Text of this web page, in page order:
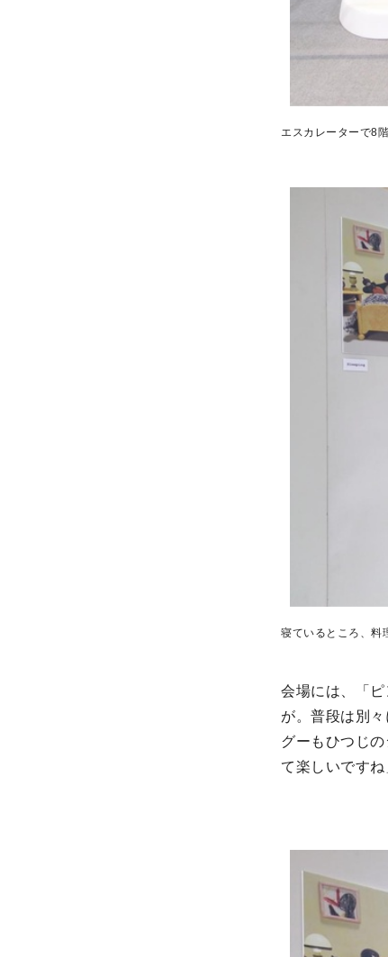
エスカレーターで8
寝ているところ、料
会場には、「
が。普段は別
グーもひつじ
て楽しいです